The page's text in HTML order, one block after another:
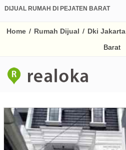
DIJUAL RUMAH DI PEJATEN BARAT
Home / Rumah Dijual / Dki Jakarta
Barat